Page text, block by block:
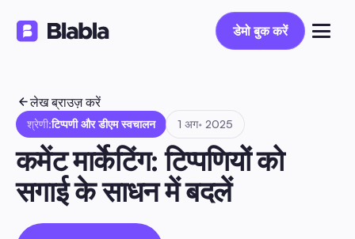
डेमो बुक करें
डेमो बुक करें
लेख ब्राउज़ करें
श्रेणी:टिप्पणी और डीएम स्वचालन 1 अग॰ 2025
कमेंट मार्केटिंग: टिप्पणियों को
सगाई के साधन में बदलें